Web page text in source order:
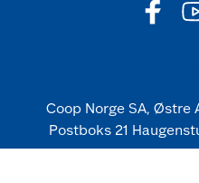
Coop Norge SA, Østre
Postboks 21